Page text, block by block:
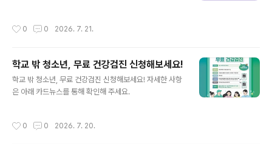
한 맞춤형 지원이 더욱 강화된다. 취·창업 기초역량을 키우
연계를 강화한다. 아울러 자활청년 인턴처 DB를 구축하여
다양한 일경험 기회를 확대하고, 청년들의 안정적인 자립
을 적극 지원할 계획이다. 보건복지부(장관 정은경)와 한국
확대되고 성과도 나타나고 있음에 발맞춰, 자활참여..
0 0 2026. 7. 21.
학교 밖 청소년, 무료 건강검진 신청해보세요!
학교 밖 청소년, 무료 건강검진 신청해보세요! 자세한 사항
은 아래 카드뉴스를 통해 확인해 주세요.
0 0 2026. 7. 20.